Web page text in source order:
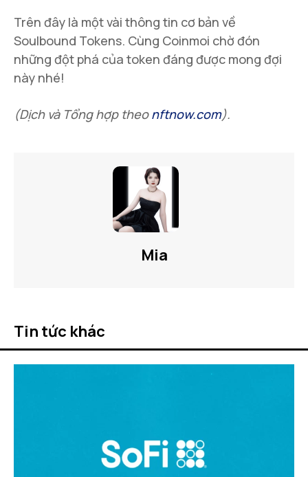
Trên đây là một vài thông tin cơ bản về
Soulbound Tokens. Cùng Coinmoi chờ đón
những đột phá của token đáng được mong đợi
này nhé!
(Dịch và Tổng hợp theonftnow.com).
Mia
Tin tức khác